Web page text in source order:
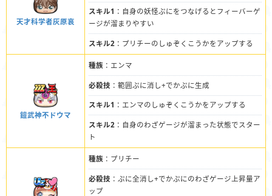
天才科学者灰原哀
スキル1 ：自身の妖怪ぷにをつなげるとフィーバーゲ
ージが溜まりやすい
スキル2 ：プリチーのしゅぞくこうかをアップする
鎧武神不ドウマ
種族 ：エンマ
必殺技 ：範囲ぷに消し+でかぷに生成
スキル1 ：エンマのしゅぞくこうかをアップする
スキル2 ：自身のわざゲージが溜まった状態でスター
ト
種族 ：プリチー
必殺技 ：ぷに全消し+でかぷにのわざゲージ上昇量ア
ップ